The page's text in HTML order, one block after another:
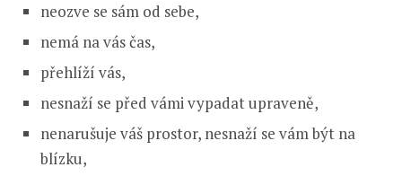
neozve se sám od sebe,
nemá na vás čas,
přehlíží vás,
nesnaží se před vámi vypadat upraveně,
nenarušuje váš prostor, nesnaží se vám být na
blízku,